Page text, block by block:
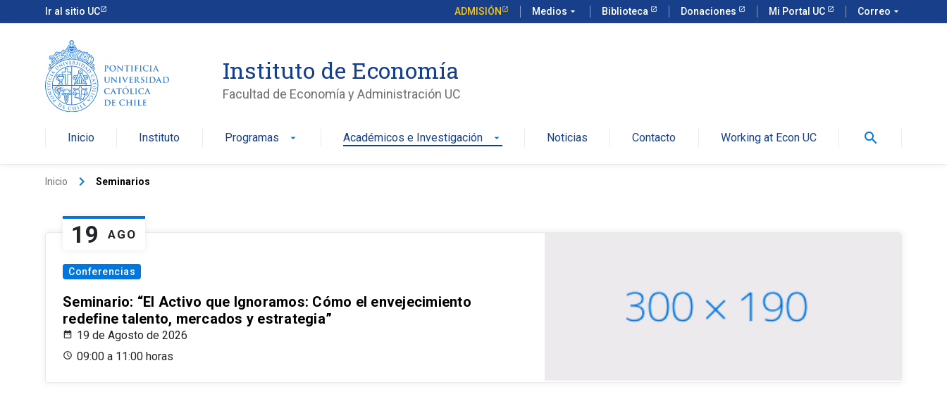
Ir al sitio UC ADMISIÓN Medios arrow_drop_down Biblioteca Donaciones Mi Portal UC Correo arrow_drop_down
Instituto de Economía
Facultad de Economía y Administración UC
Inicio Instituto Programas arrow_drop_down Académicos e Investigación arrow_drop_down Noticias Contacto Working at Econ UC search
Inicio keyboard_arrow_right Seminarios
19 AGO
Conferencias
Seminario: “El Activo que Ignoramos: Cómo el envejecimiento
redefine talento, mercados y estrategia”
19 de Agosto de 2026
09:00 a 11:00 horas